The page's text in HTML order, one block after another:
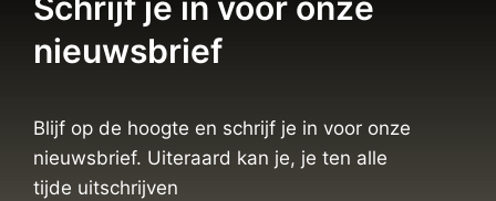
Schrijf je in voor onze
nieuwsbrief
Blijf op de hoogte en schrijf je in voor onze
nieuwsbrief. Uiteraard kan je, je ten alle
tijde uitschrijven